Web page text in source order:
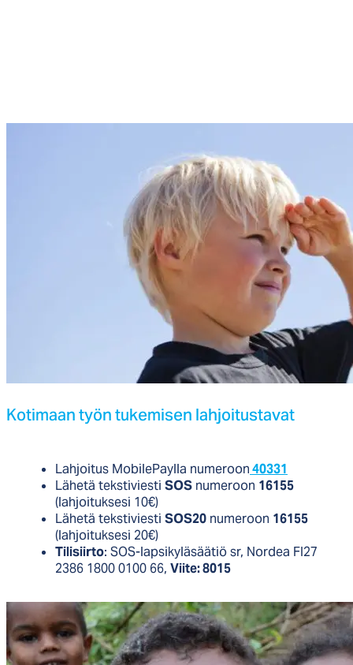
Ko­ti­maan työn tu­ke­mi­sen lah­joi­tus­ta­vat
Lahjoitus MobilePaylla numeroon40331
Lähetä tekstiviesti SOS numeroon 16155
(lahjoituksesi 10€)
Lähetä tekstiviesti SOS20 numeroon 16155
(lahjoituksesi 20€)
Tilisiirto: SOS-lapsikyläsäätiö sr, Nordea FI27
2386 1800 0100 66, Viite: 8015